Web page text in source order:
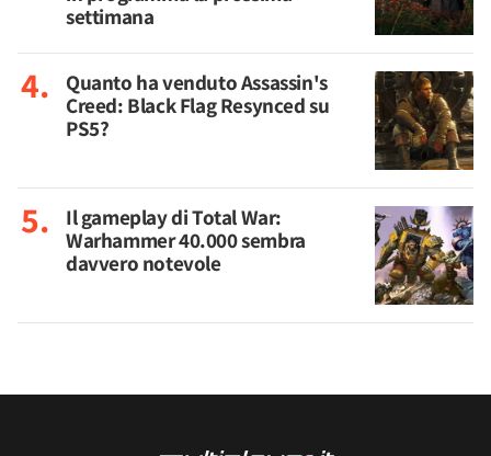
settimana
Quanto ha venduto Assassin's
Creed: Black Flag Resynced su
PS5?
Il gameplay di Total War:
Warhammer 40.000 sembra
davvero notevole